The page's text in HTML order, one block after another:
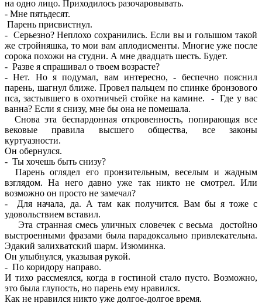
на одно лицо. Приходилось разочаровывать.
- Мне пятьдесят.
Парень присвистнул.
- Серьезно? Неплохо сохранились. Если вы и голышом такой
же стройняшка, то мои вам аплодисменты. Многие уже после
сорока похожи на студни. А мне двадцать шесть. Будет.
- Разве я спрашивал о твоем возрасте?
- Нет. Но я подумал, вам интересно, - беспечно пояснил
парень, шагнул ближе. Провел пальцем по спинке бронзового
пса, застывшего в охотничьей стойке на камине. - Где у вас
ванна? Если я снизу, мне бы она не помешала.
Снова эта беспардонная откровенность, попирающая все
вековые правила высшего общества, все законы
куртуазности.
Он обернулся.
- Ты хочешь быть снизу?
Парень оглядел его пронзительным, веселым и жадным
взглядом. На него давно уже так никто не смотрел. Или
возможно он просто не замечал?
- Для начала, да. А там как получится. Вам бы я тоже с
удовольствием вставил.
Эта странная смесь уличных словечек с весьма достойно
выстроенными фразами была парадоксально привлекательна.
Эдакий залихватский шарм. Изюминка.
Он улыбнулся, указывая рукой.
- По коридору направо.
И тихо рассмеялся, когда в гостиной стало пусто. Возможно,
это была глупость, но парень ему нравился.
Как не нравился никто уже долгое-долгое время.